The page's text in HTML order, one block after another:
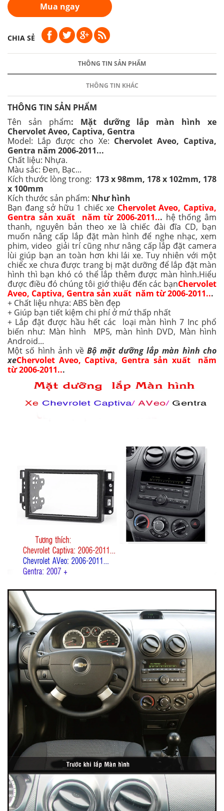
Mua ngay
CHIA SẺ
THÔNG TIN SẢN PHẨM
THÔNG TIN KHÁC
THÔNG TIN SẢN PHẨM
Tên sản phẩm: Mặt dưỡng lắp màn hình xe
Chervolet Aveo, Captiva, Gentra
Model: Lắp được cho Xe: Chervolet Aveo, Captiva,
Gentra năm 2006-2011...
Chất liệu: Nhựa.
Màu sắc: Đen, Bạc...
Kích thước lòng trong: 173x 98mm, 178 x 102mm, 178
x 100mm
Kích thước sản phẩm: Như hình
Bạn đang sở hữu 1 chiếc xe Chervolet Aveo, Captiva,
Gentra sản xuất năm từ 2006-2011... hệ thống âm
thanh, nguyên bản theo xe là chiếc đài đĩa CD, bạn
muốn nâng cấp lắp đặt màn hình để nghe nhạc, xem
phim, video giải trí cũng như nâng cấp lắp đặt camera
lùi giúp bạn an toàn hơn khi lái xe. Tuy nhiên với một
chiếc xe chưa được trang bị mặt dưỡng để lắp đặt màn
hình thì bạn khó có thể lắp thêm được màn hình.Hiểu
được điều đó chúng tôi giớ thiệu đến các bạnChervolet
Aveo, Captiva, Gentra sản xuất năm từ 2006-2011...
+ Chất liệu nhựa: ABS bền đẹp
+ Giúp bạn tiết kiệm chi phí ở mứ thấp nhất
+ Lắp đặt được hầu hết các loại màn hình 7 Inc phổ
biến như: Màn hình MP5, màn hình DVD, Màn hình
Android...
Một số hình ảnh vềBộ mặt dưỡng lắp màn hình cho
xeChervolet Aveo, Captiva, Gentra sản xuất năm
từ 2006-2011...